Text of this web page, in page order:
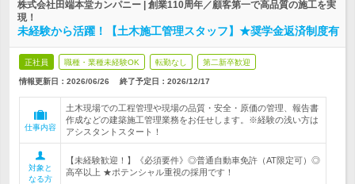
株式会社田端本堂カンパニー | 創業110周年／顧客第一で高品質の施工を実
現！
未経験から活躍！【土木施工管理スタッフ】★奨学金返済制度有
正社員 職種・業種未経験OK 転勤なし 第二新卒歓迎
情報更新日：2026/06/26 終了予定日： 2026/12/17
仕事内容
土木現場での工程管理や現場の品質・安全・原価の管理、報告書
作成などの建築施工管理業務をお任せします。※経験の浅い方は
アシスタントスタート！
対象と
なる方
【未経験歓迎！】《必須要件》◎普通自動車免許（AT限定可）◎
高卒以上 ★ポテンシャル重視の採用です！